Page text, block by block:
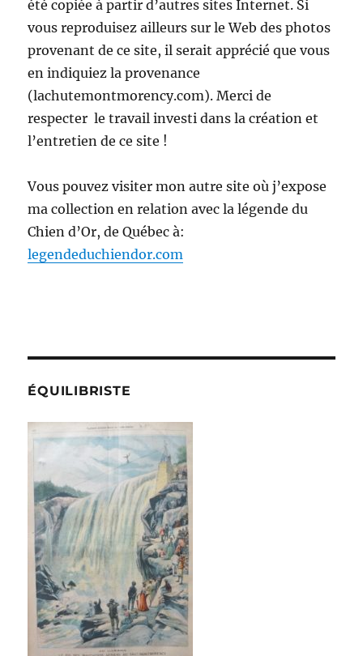
été copiée à partir d’autres sites Internet. Si
vous reproduisez ailleurs sur le Web des photos
provenant de ce site, il serait apprécié que vous
en indiquiez la provenance
(lachutemontmorency.com). Merci de
respecter le travail investi dans la création et
l’entretien de ce site !
Vous pouvez visiter mon autre site où j’expose
ma collection en relation avec la légende du
Chien d’Or, de Québec à:
legendeduchiendor.com
ÉQUILIBRISTE